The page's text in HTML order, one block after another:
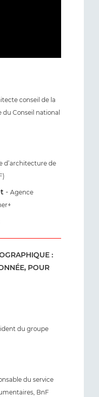
conseil de la
Conseil national
d’architecture de
- Agence
:
POUR
du groupe
du service
BnF